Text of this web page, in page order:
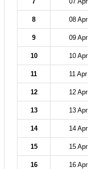
8 08 Apr
9 09 Apr
10 10 Apr
11 11 Apr
12 12 Apr
13 13 Apr
14 14 Apr
15 15 Apr
16 16 Apr